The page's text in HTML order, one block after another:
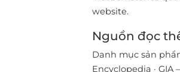
website.
Nguồn đọc
Danh mục sản
Encyclopedia ·GIA